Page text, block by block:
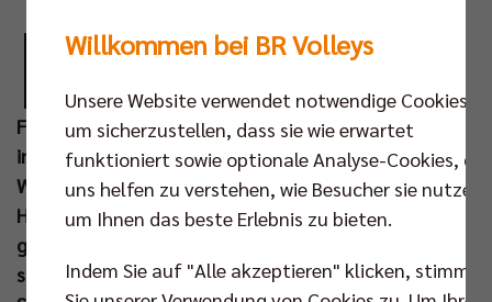
E in halbes Jahr, genau genommen 174 Tage,
nach dem Gewinn der Deutschen
Meisterschaft 2023 sind die BR Volleys am
Freitagabend (27. Okt um 20.00 Uhr) endlich zurück
in ihrem Volleyballtempel. Nach dem erfolgreichen
Wochenende mit der Titelverteidigung beim Bounce
House Cup wartet nun das Bundesliga-Auftaktspiel
gegen die Helios Grizzlys Giesen. Vor einer
stimmungsvollen Kulisse wollen Kapitän Ruben
Willkommen bei BR Volleys
Unsere Website verwendet notwendige Cookies,
um sicherzustellen, dass sie wie erwartet
funktioniert sowie optionale Analyse-Cookies, die
uns helfen zu verstehen, wie Besucher sie nutzen,
um Ihnen das beste Erlebnis zu bieten.
Indem Sie auf "Alle akzeptieren" klicken, stimmen